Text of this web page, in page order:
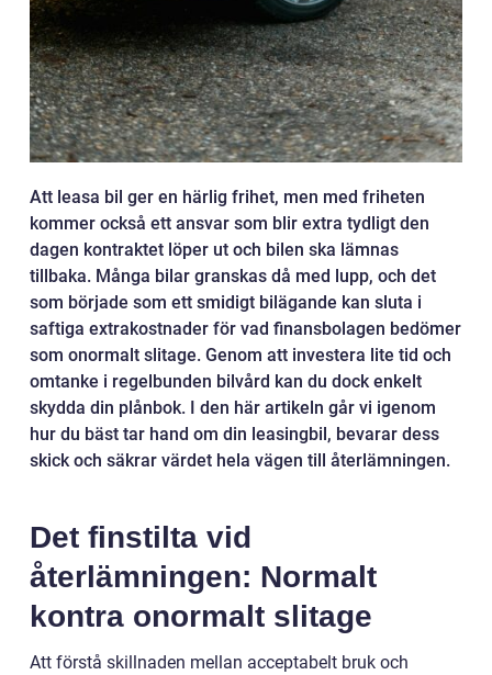
Att leasa bil ger en härlig frihet, men med friheten
kommer också ett ansvar som blir extra tydligt den
dagen kontraktet löper ut och bilen ska lämnas
tillbaka. Många bilar granskas då med lupp, och det
som började som ett smidigt bilägande kan sluta i
saftiga extrakostnader för vad finansbolagen bedömer
som onormalt slitage. Genom att investera lite tid och
omtanke i regelbunden bilvård kan du dock enkelt
skydda din plånbok. I den här artikeln går vi igenom
hur du bäst tar hand om din leasingbil, bevarar dess
skick och säkrar värdet hela vägen till återlämningen.
Det finstilta vid
återlämningen: Normalt
kontra onormalt slitage
Att förstå skillnaden mellan acceptabelt bruk och